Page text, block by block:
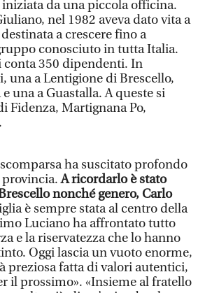
da una piccola officina.
nel 1982 aveva dato vita a
a crescere fino a
conosciuto in tutta Italia.
conta 350 dipendenti. In
una a Lentigione di Brescello,
una a Guastalla. A queste si
Fidenza, Martignana Po,
ha suscitato profondo
A ricordarlo è stato
nonché genero, Carlo
è sempre stata al centro della
Luciano ha affrontato tutto
e la riservatezza che lo hanno
Oggi lascia un vuoto enorme,
preziosa fatta di valori autentici,
il prossimo». «Insieme al fratello